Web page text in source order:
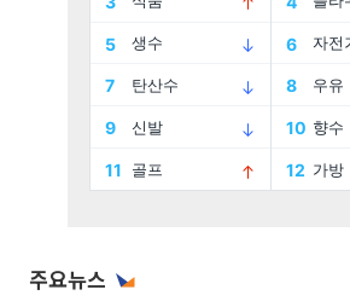
주요뉴스